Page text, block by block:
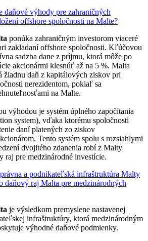
daňové výhody pre zahraničných
offshore spoločnosti na Malte?
ponúka zahraničným investorom viaceré
zakladaní offshore spoločnosti. Kľúčovou
sadzba dane z príjmu, ktorá môže po
akcionármi klesnúť až na 5 %. Malta
žiadnu daň z kapitálových ziskov pri
nerezidentom, pokiaľ sa
na Malte.
výhodou je systém úplného započítania
system), vďaka ktorému spoločnosti
daní platených zo ziskov
Tento systém spolu s rozsiahlymi
dvojitého zdanenia robí z Malty
raj pre medzinárodné investície.
a podnikateľská infraštruktúra Malty
daňový raj Malta pre medzinárodných
je výsledkom premyslene nastavenej
infraštruktúry, ktorá medzinárodným
výhodné daňové podmienky.